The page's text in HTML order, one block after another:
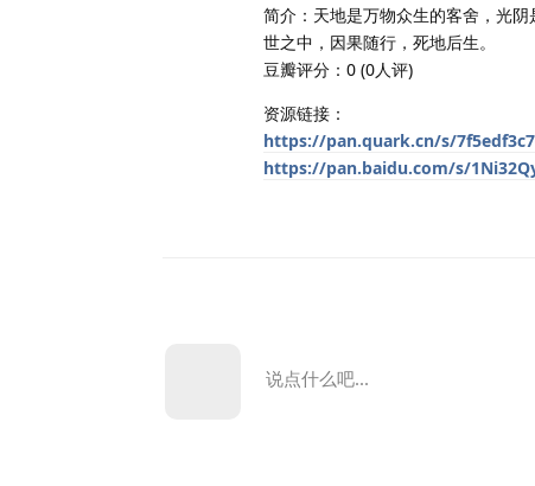
简介：天地是万物众生的客舍，光
世之中，因果随行，死地后生。
豆瓣评分：0 (0人评)
资源链接：
https://pan.quark.cn/s/
https://pan.baidu.com/s/
说点什么吧...